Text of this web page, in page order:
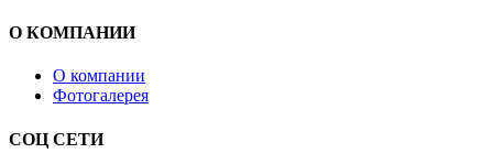
О КОМПАНИИ
О компании
Фотогалерея
СОЦ СЕТИ